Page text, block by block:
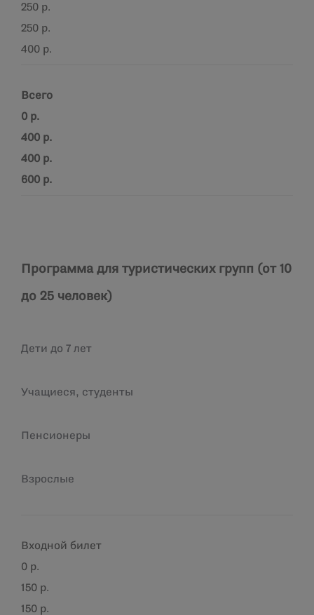
250 р.
250 р.
400 р.
Всего
0 р.
400 р.
400 р.
600 р.
Программа для туристических групп (от 10
до 25 человек)
Дети до 7 лет
Учащиеся, студенты
Пенсионеры
Взрослые
Входной билет
0 р.
150 р.
150 р.